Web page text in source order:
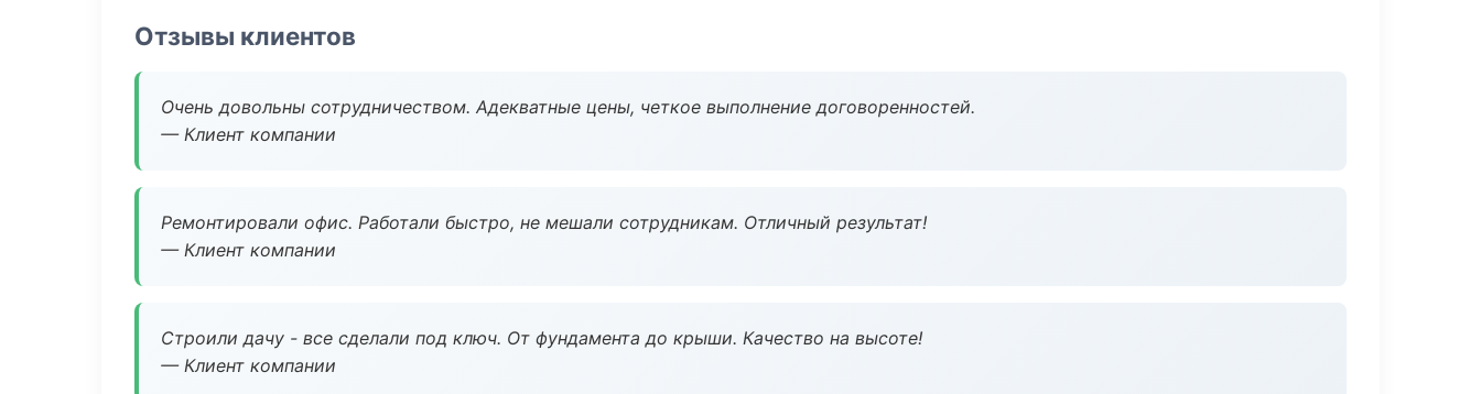
Отзывы клиентов
Очень довольны сотрудничеством. Адекватные цены, четкое выполнение договоренностей.
— Клиент компании
Ремонтировали офис. Работали быстро, не мешали сотрудникам. Отличный результат!
— Клиент компании
Строили дачу - все сделали под ключ. От фундамента до крыши. Качество на высоте!
— Клиент компании